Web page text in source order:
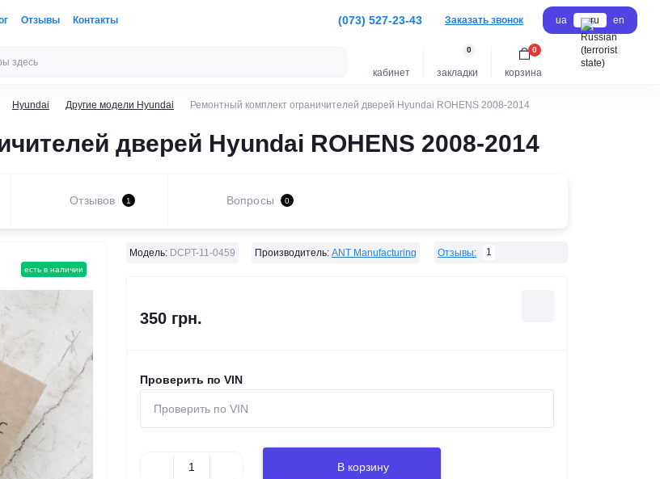
Отзывы Контакты (073) 527-23-43 Заказать звонок ua ru en
кабинет закладки
0
корзина
0
Hyundai Другие модели Hyundai Ремонтный комплект ограничителей дверей Hyundai ROHENS 2008-2014
дверей Hyundai ROHENS 2008-2014
Отзывов 1 Вопросы 0
есть в наличии
Модель: DCPT-11-0459 Производитель: ANT Manufacturing Отзывы: 1
350 грн.
Проверить по VIN
В корзину